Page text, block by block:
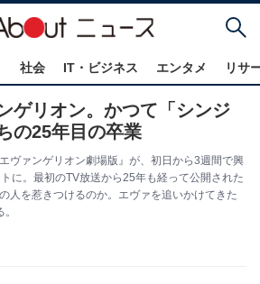
社会 IT・ビジネス エンタメ リサ
ゲリオン。かつて「シンジ
の25年目の卒業
ヴァンゲリオン劇場版』が、初日から3週間で興
に。最初のTV放送から25年も経って公開された
人を惹きつけるのか。エヴァを追いかけてきた